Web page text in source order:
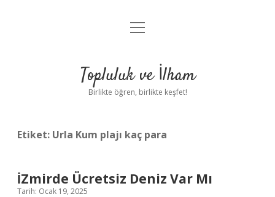
Anasayfa
Yasal Uyarı
menüyü
Topluluk ve İlham
Birlikte öğren, birlikte keşfet!
Etiket: Urla Kum plajı kaç para
İZmirde Ücretsiz Deniz Var Mı
Tarih: Ocak 19, 2025